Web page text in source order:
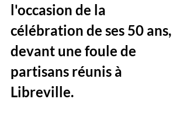
l'occasion de la
célébration de ses 50 ans,
devant une foule de
partisans réunis à
Libreville.